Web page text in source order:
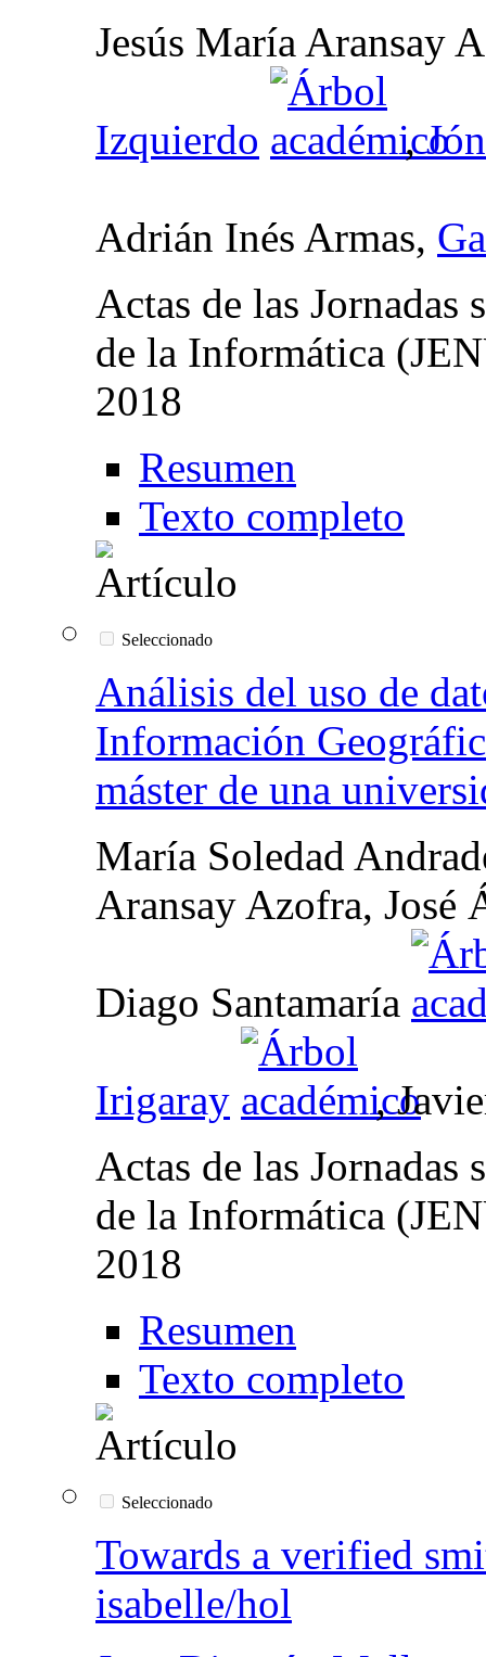
Jesús María Aransay
Izquierdo ,
Adrián Inés Armas,
Actas de las Jornadas
de la Informática
2018
Resumen
Texto completo
Seleccionado
Análisis del uso de
Información
máster de una
María Soledad
Aransay Azofra, José
Diago Santamaría
Irigaray
,
Actas de las Jornadas
de la Informática
2018
Resumen
Texto completo
Seleccionado
Towards a verified
isabelle/hol